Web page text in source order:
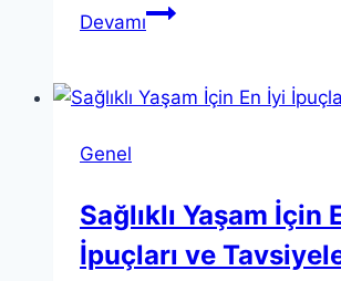
DevamıInternet
Erhan
Genel
Sağlıklı Yaşam İçin
İpuçları ve